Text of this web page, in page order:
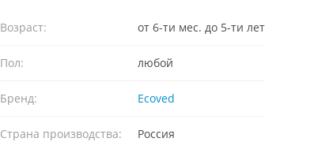
Возраст: от 6-ти мес. до 5-ти лет
Пол: любой
Бренд: Ecoved
Страна производства: Россия